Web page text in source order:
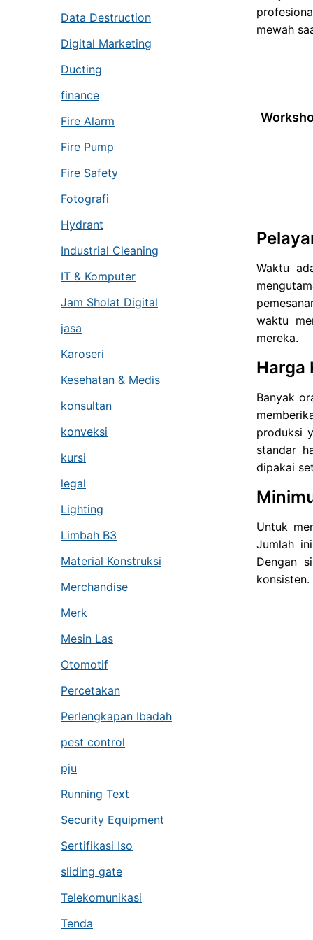
Data Destruction
Digital Marketing
Ducting
finance
Fire Alarm
Fire Pump
Fire Safety
Fotografi
Hydrant
Industrial Cleaning
IT & Komputer
Jam Sholat Digital
jasa
Karoseri
Kesehatan & Medis
konsultan
konveksi
kursi
legal
Lighting
Limbah B3
Material Konstruksi
Merchandise
Merk
Mesin Las
Otomotif
Percetakan
Perlengkapan Ibadah
pest control
pju
Running Text
Security Equipment
Sertifikasi Iso
sliding gate
Telekomunikasi
Tenda
mewah
Waktu
waktu
mereka.
Harga
Banyak
produksi
standar
dipakai
Untuk
Jumlah
Dengan